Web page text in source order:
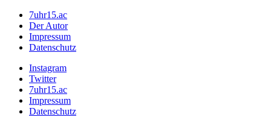
7uhr15.ac
Der Autor
Impressum
Datenschutz
Instagram
Twitter
7uhr15.ac
Impressum
Datenschutz